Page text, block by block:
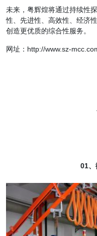
未来，粤辉煌将通过持续性
性、先进性、高效性、经济
创造更优质的综合性服务。
网址：http://www.sz-
01、